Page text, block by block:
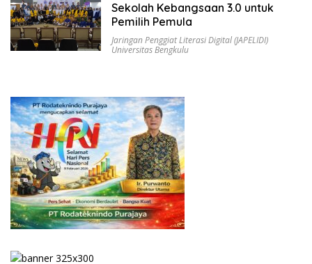
Sekolah Kebangsaan 3.0 untuk
Pemilih Pemula
Jaringan Penggiat Literasi Digital (JAPELIDI)
Universitas Bengkulu